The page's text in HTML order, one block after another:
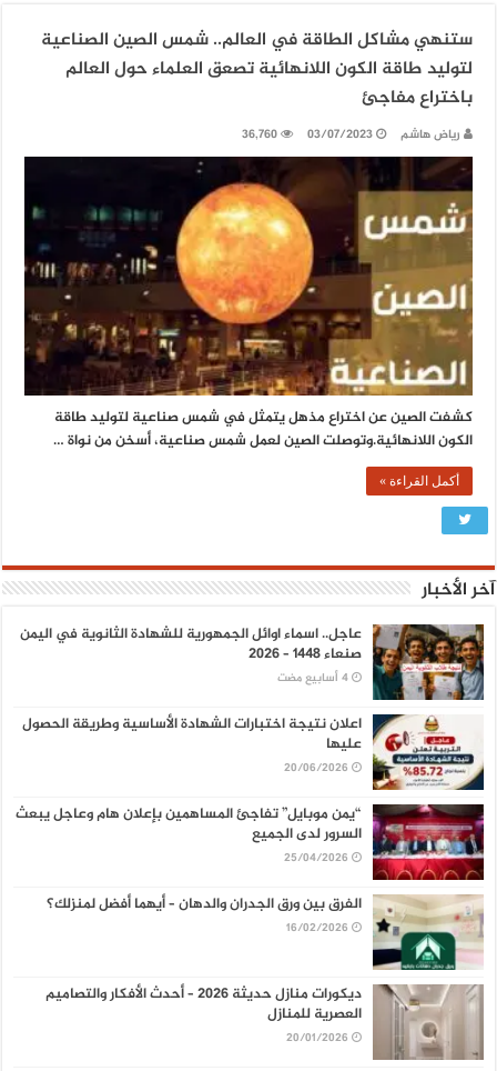
ستنهي مشاكل الطاقة في العالم.. شمس الصين الصناعية
لتوليد طاقة الكون اللانهائية تصعق العلماء حول العالم
باختراع مفاجئ
رياض هاشم 03/07/2023
36,760
كشفت الصين عن اختراع مذهل يتمثل في شمس صناعية لتوليد طاقة
الكون اللانهائية.وتوصلت الصين لعمل شمس صناعية، أسخن من نواة …
أكمل القراءة »
آخر الأخبار
عاجل.. اسماء اوائل الجمهورية للشهادة الثانوية في اليمن
صنعاء 1448 – 2026
اعلان نتيجة اختبارات الشهادة الأساسية وطريقة الحصول
عليها
20/06/2026
“يمن موبايل” تفاجئ المساهمين بإعلان هام وعاجل يبعث
السرور لدى الجميع
25/04/2026
الفرق بين ورق الجدران والدهان – أيهما أفضل لمنزلك؟
16/02/2026
ديكورات منازل حديثة 2026 – أحدث الأفكار والتصاميم
العصرية للمنازل
20/01/2026